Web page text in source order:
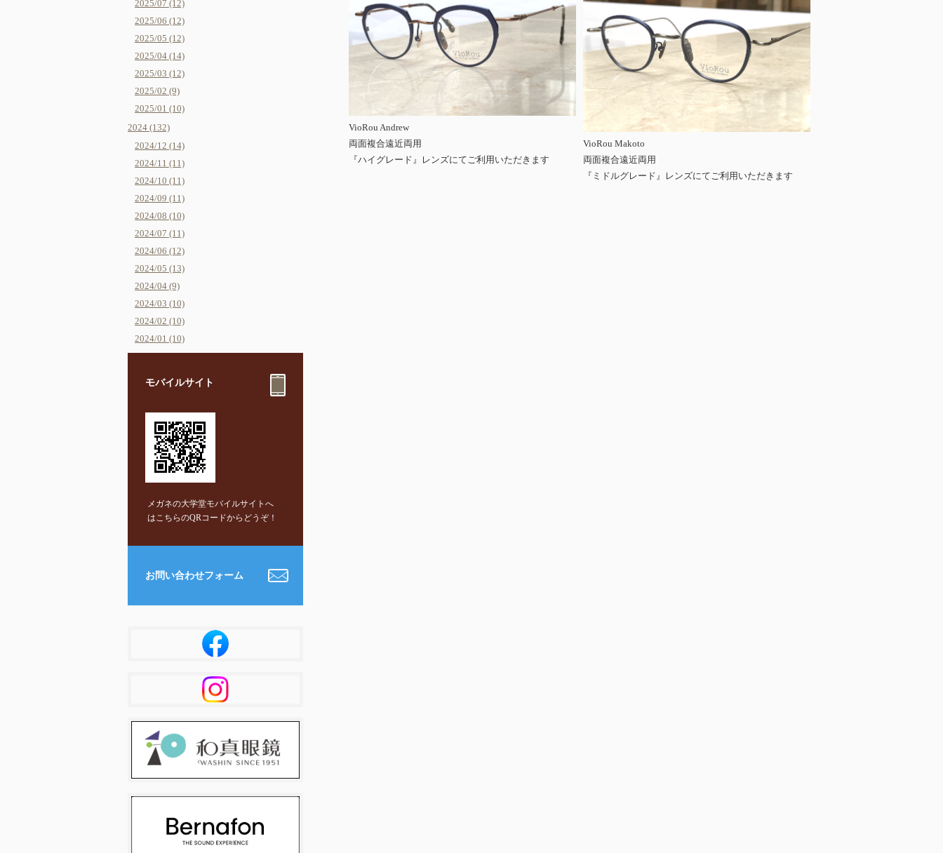
VioRou Andrew
両面複合遠近両用
『ハイグレード』レンズにてご利用いただきます
VioRou Makoto
両面複合遠近両用
『ミドルグレード』レンズにてご利用いただきます
2025/07 (12)
2025/06 (12)
2025/05 (12)
2025/04 (14)
2025/03 (12)
2025/02 (9)
2025/01 (10)
2024 (132)
2024/12 (14)
2024/11 (11)
2024/10 (11)
2024/09 (11)
2024/08 (10)
2024/07 (11)
2024/06 (12)
2024/05 (13)
2024/04 (9)
2024/03 (10)
2024/02 (10)
2024/01 (10)
モバイルサイト
メガネの大学堂モバイルサイトへ
はこちらのQRコードからどうぞ！
お問い合わせフォーム